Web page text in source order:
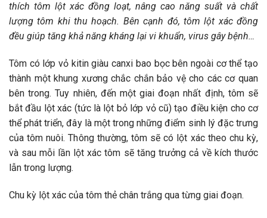
thích tôm lột xác đồng loạt, nâng cao năng suất và chất
lượng tôm khi thu hoạch. Bên cạnh đó, tôm lột xác đồng
đều giúp tăng khả năng kháng lại vi khuẩn, virus gây bệnh…
Tôm có lớp vỏ kitin giàu canxi bao bọc bên ngoài cơ thể tạo
thành một khung xương chắc chắn bảo vệ cho các cơ quan
bên trong. Tuy nhiên, đến một giai đoạn nhất định, tôm sẽ
bắt đầu lột xác (tức là lột bỏ lớp vỏ cũ) tạo điều kiện cho cơ
thể phát triển, đây là một trong những điểm sinh lý đặc trưng
của tôm nuôi. Thông thường, tôm sẽ có lột xác theo chu kỳ,
và sau mỗi lần lột xác tôm sẽ tăng trưởng cả về kích thước
lẫn trong lượng.
Chu kỳ lột xác của tôm thẻ chân trắng qua từng giai đoạn.